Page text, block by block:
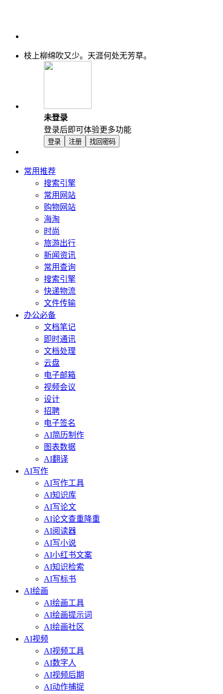
枝上柳绵吹又少。天涯何处无芳草。
未登录
登录后即可体验更多功能
登录 注册 找回密码
常用推荐
搜索引擎
常用网站
购物网站
海淘
时尚
旅游出行
新闻资讯
常用查询
搜索引擎
快递物流
文件传输
办公必备
文档笔记
即时通讯
文档处理
云盘
电子邮箱
视频会议
设计
招聘
电子签名
AI简历制作
图表数据
AI翻译
AI写作
AI写作工具
AI知识库
AI写论文
AI论文查重降重
AI阅读器
AI写小说
AI小红书文案
AI知识检索
AI写标书
AI绘画
AI绘画工具
AI绘画提示词
AI绘画社区
AI视频
AI视频工具
AI数字人
AI视频后期
AI动作捕捉